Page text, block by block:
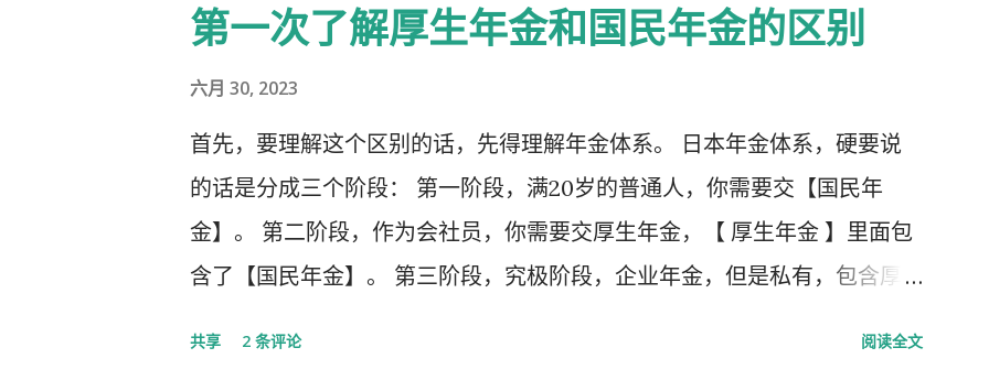
第一次了解厚生年金和国民年金的区别
六月 30, 2023
首先，要理解这个区别的话，先得理解年金体系。 日本年金体系，硬要说
的话是分成三个阶段： 第一阶段，满20岁的普通人，你需要交【国民年
金】。 第二阶段，作为会社员，你需要交厚生年金，【 厚生年金 】里面包
含了【国民年金】。 第三阶段，究极阶段，企业年金，但是私有，包含厚
共享 2 条评论 阅读全文